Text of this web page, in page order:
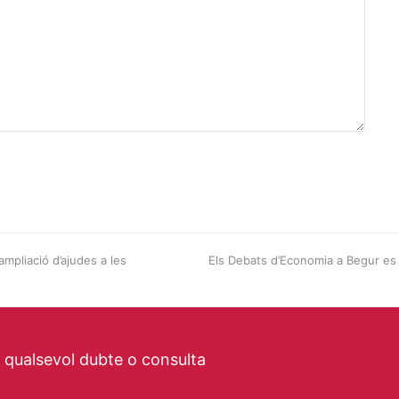
d’ajudes a les
next
Els Debats d’Economia a Begur
dubte o consulta